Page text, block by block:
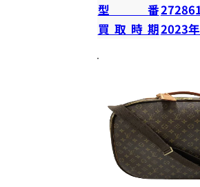
型番
買取時期2023